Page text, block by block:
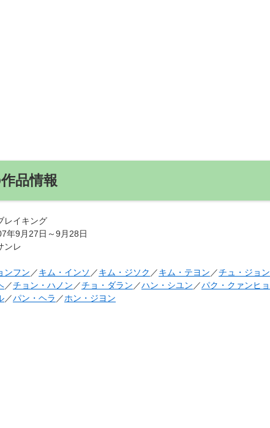
品情報
レイキング
年9月27日～9月28日
ンレ
ンフン ／キム・インソ ／キム・ジソク ／キム・テヨン ／チュ・ジョン
／チョン・ハノン ／チョ・ダラン ／ハン・シユン ／パク・クァンヒョ
／パン・ヘラ ／ホン・ジヨン